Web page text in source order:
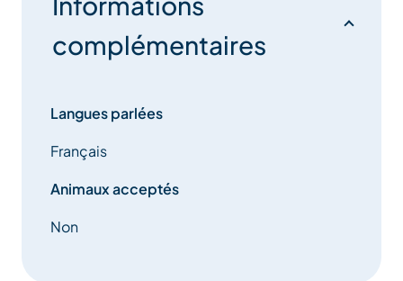
complémentaires
Langues parlées
Français
Animaux acceptés
Non